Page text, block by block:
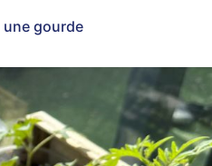
une gourde